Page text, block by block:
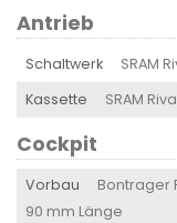
Antrieb
Schaltwerk
SRAM
Kassette
SRAM
Cockpit
Vorbau
Bontrager
90 mm Länge